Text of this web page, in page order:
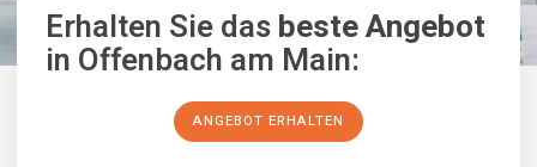
Erhalten Sie dasbeste Angebot
in Offenbach am Main:
ANGEBOT ERHALTEN